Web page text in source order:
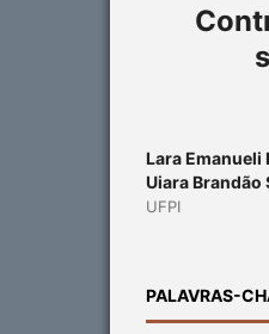
Lara Emanueli
Uiara Brandão
UFPI
PALAVRAS-